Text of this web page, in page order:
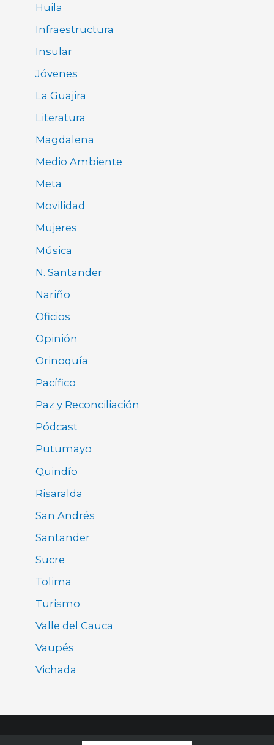
Huila
Infraestructura
Insular
Jóvenes
La Guajira
Literatura
Magdalena
Medio Ambiente
Meta
Movilidad
Mujeres
Música
N. Santander
Nariño
Oficios
Opinión
Orinoquía
Pacífico
Paz y Reconciliación
Pódcast
Putumayo
Quindío
Risaralda
San Andrés
Santander
Sucre
Tolima
Turismo
Valle del Cauca
Vaupés
Vichada